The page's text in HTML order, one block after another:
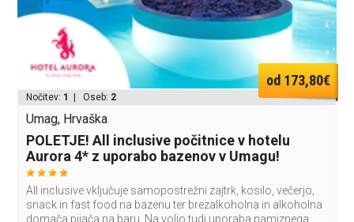
od 173,80€
Nočitev: 1 | Oseb: 2
Umag, Hrvaška
POLETJE! All inclusive počitnice v hotelu
Aurora 4* z uporabo bazenov v Umagu!
All inclusive vključuje samopostrežni zajtrk, kosilo, večerjo,
snack in fast food na bazenu ter brezalkoholna in alkoholna
domača pijača na baru. Na voljo tudi uporaba namiznega